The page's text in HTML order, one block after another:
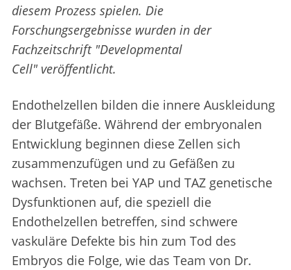
diesem Prozess spielen. Die
Forschungsergebnisse wurden in der
Fachzeitschrift "Developmental
Cell" veröffentlicht.
Endothelzellen bilden die innere Auskleidung
der Blutgefäße. Während der embryonalen
Entwicklung beginnen diese Zellen sich
zusammenzufügen und zu Gefäßen zu
wachsen. Treten bei YAP und TAZ genetische
Dysfunktionen auf, die speziell die
Endothelzellen betreffen, sind schwere
vaskuläre Defekte bis hin zum Tod des
Embryos die Folge, wie das Team von Dr.